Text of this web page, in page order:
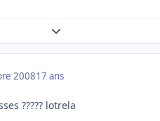
Expand topic overview
200817 ans
????? lotrela